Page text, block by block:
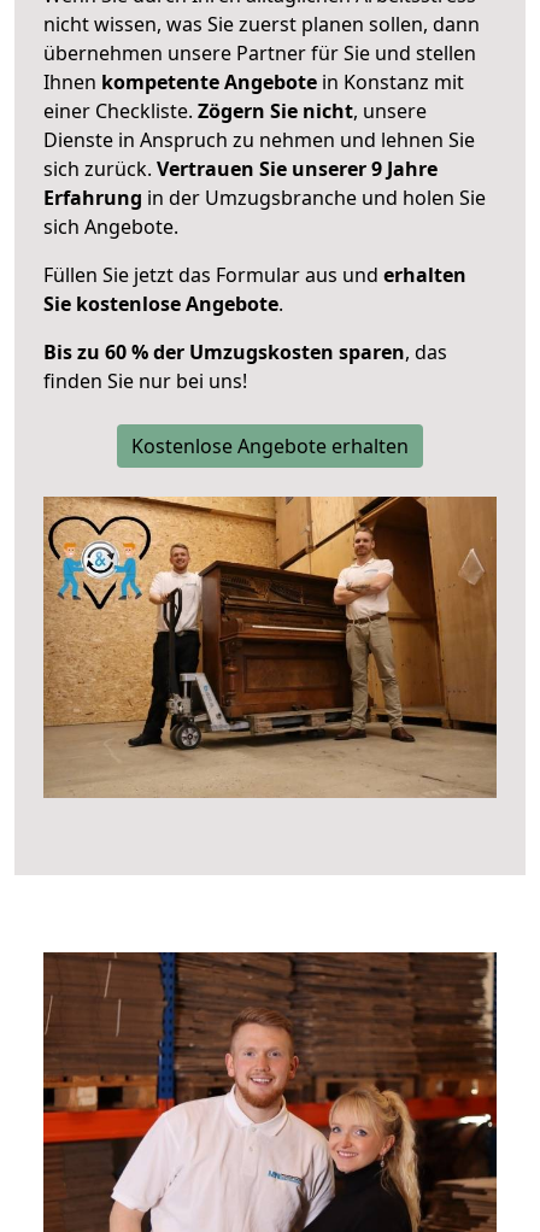
nicht wissen, was Sie zuerst planen sollen, dann
übernehmen unsere Partner für Sie und stellen
Ihnen kompetente Angebote in Konstanz mit
einer Checkliste. Zögern Sie nicht, unsere
Dienste in Anspruch zu nehmen und lehnen Sie
sich zurück. Vertrauen Sie unserer 9 Jahre
Erfahrung in der Umzugsbranche und holen Sie
sich Angebote.
Füllen Sie jetzt das Formular aus und erhalten
Sie kostenlose Angebote.
Bis zu 60 % der Umzugskosten sparen, das
finden Sie nur bei uns!
Kostenlose Angebote erhalten